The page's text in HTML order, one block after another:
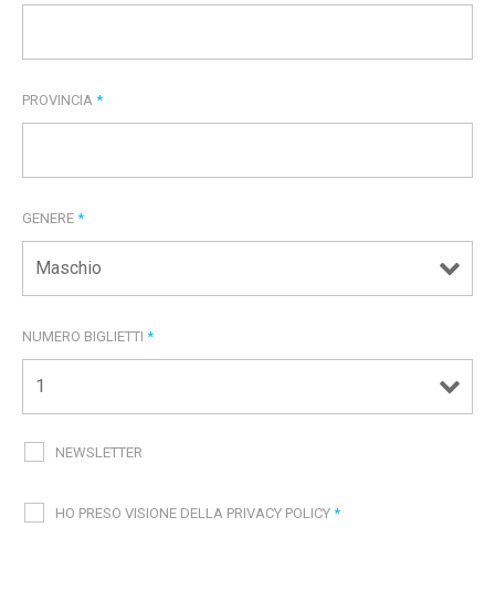
PROVINCIA *
GENERE *
NUMERO BIGLIETTI *
NEWSLETTER
HO PRESO VISIONE DELLA PRIVACY POLICY *